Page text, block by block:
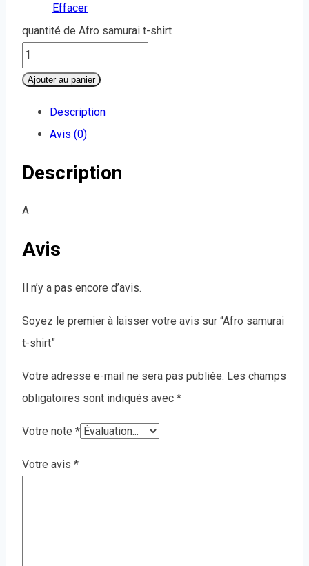
Effacer
quantité de Afro samurai t-shirt
Ajouter au panier
Description
Avis (0)
Description
A
Avis
Il n’y a pas encore d’avis.
Soyez le premier à laisser votre avis sur “Afro samurai
t-shirt”
Votre adresse e-mail ne sera pas publiée. Les champs
obligatoires sont indiqués avec *
Votre note *
Votre avis *